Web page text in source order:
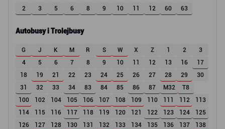
2 3 5 6 8 9 10 11 12 60 63
Autobusy i Trolejbusy
G J K M R S W X Z 1 2
3
4
5 6 7 8 9 10 11 12 13 16
17
18
19 21 22 23 24 25 26 27 28 29
30
31
32 33 34 83 84 85 86 87 M32
T8
100
102 104 105 106 107 108 109 110 111 112
113
114
115 116 117 118 119 120 121 122 123 124
125
126
127 128 130 131 132 133 134 135 136 137
138